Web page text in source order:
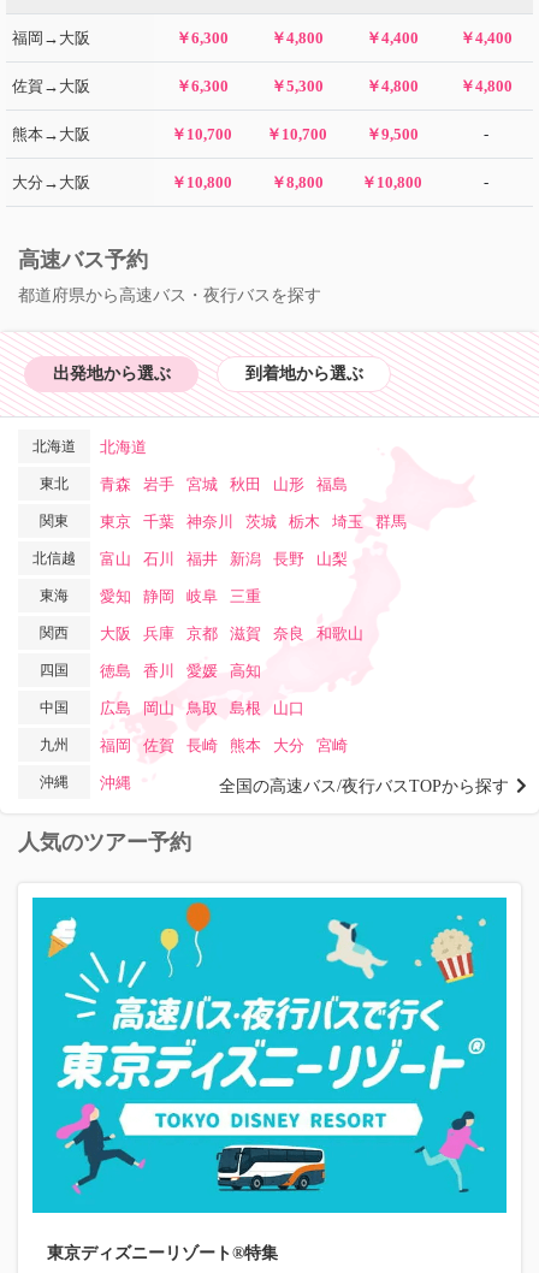
福岡→大阪 ￥6,300 ￥4,800 ￥4,400 ￥4,400
佐賀→大阪 ￥6,300 ￥5,300 ￥4,800 ￥4,800
熊本→大阪 ￥10,700 ￥10,700 ￥9,500 -
大分→大阪 ￥10,800 ￥8,800 ￥10,800 -
高速バス予約
都道府県から高速バス・夜行バスを探す
出発地から選ぶ 到着地から選ぶ
全国の高速バス/夜行バスTOPから探す
北海道 北海道
東北 青森 岩手 宮城 秋田 山形 福島
関東 東京 千葉 神奈川 茨城 栃木 埼玉 群馬
北信越 富山 石川 福井 新潟 長野 山梨
東海 愛知 静岡 岐阜 三重
関西 大阪 兵庫 京都 滋賀 奈良 和歌山
四国 徳島 香川 愛媛 高知
中国 広島 岡山 鳥取 島根 山口
九州 福岡 佐賀 長崎 熊本 大分 宮崎
沖縄 沖縄
人気のツアー予約
東京ディズニーリゾート®特集